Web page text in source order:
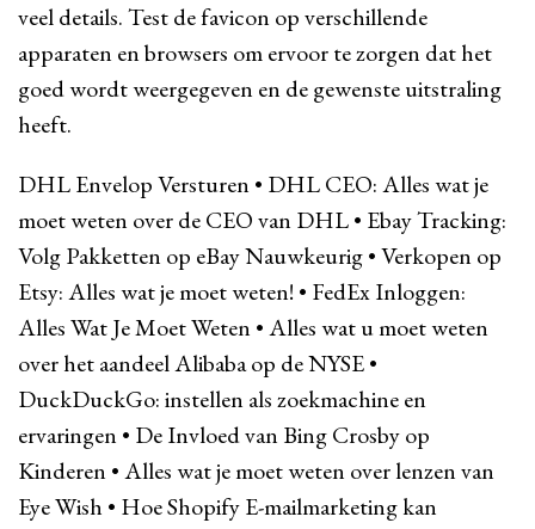
veel details. Test de favicon op verschillende
apparaten en browsers om ervoor te zorgen dat het
goed wordt weergegeven en de gewenste uitstraling
heeft.
DHL Envelop Versturen • DHL CEO: Alles wat je
moet weten over de CEO van DHL• Ebay Tracking:
Volg Pakketten op eBay Nauwkeurig•Verkopen op
Etsy: Alles wat je moet weten! • FedEx Inloggen:
Alles Wat Je Moet Weten •Alles wat u moet weten
over het aandeel Alibaba op de NYSE•
DuckDuckGo: instellen als zoekmachine en
ervaringen • De Invloed van Bing Crosby op
Kinderen •Alles wat je moet weten over lenzen van
Eye Wish • Hoe Shopify E-mailmarketing kan